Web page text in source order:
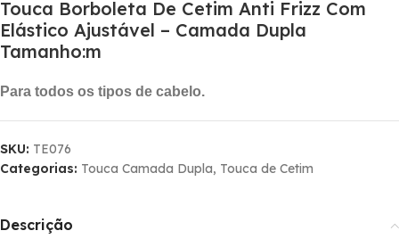
Touca Borboleta De Cetim Anti Frizz Com
Elástico Ajustável – Camada Dupla
Tamanho:m
Para todos os tipos de cabelo.
SKU: TE076
Categorias: Touca Camada Dupla, Touca de Cetim
Descrição